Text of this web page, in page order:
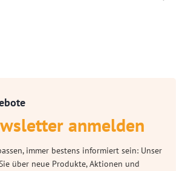
anmelden
immer bestens informiert sein: Unser
über neue Produkte, Aktionen und